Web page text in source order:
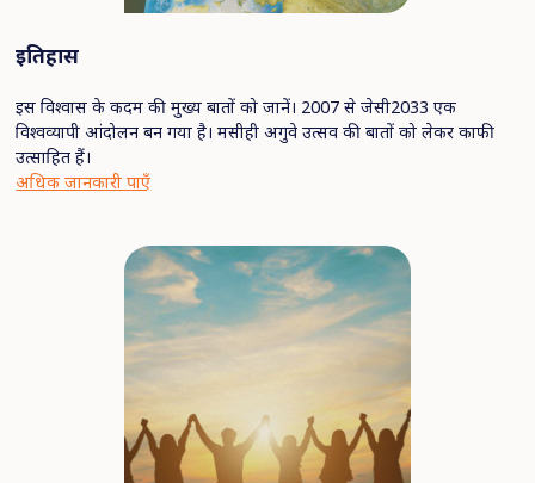
इतिहास
इस विश्वास के कदम की मुख्य बातों को जानें। 2007 से जेसी2033 एक
विश्वव्यापी आंदोलन बन गया है। मसीही अगुवे उत्सव की बातों को लेकर काफी
उत्साहित हैं।
अधिक जानकारी पाएँ